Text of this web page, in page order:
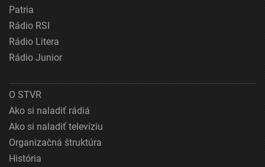
Patria
Rádio RSI
Rádio Litera
Rádio Junior
O STVR
Ako si naladiť rádiá
Ako si naladiť televíziu
Organizačná štruktúra
História